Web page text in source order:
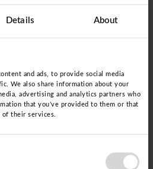
Details About
and ads, to provide social media
We also share information about your
advertising and analytics partners who
that you’ve provided to them or that
of their services.